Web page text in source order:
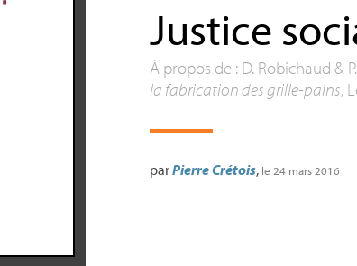
Justice
À propos de : D. Robichaud &
la fabrication des grille-pains,
parPierre Crétois, le 24 mars 2016